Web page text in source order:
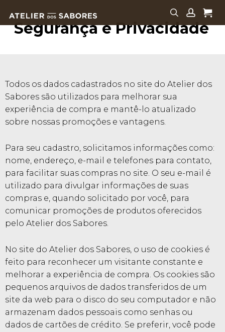
main
search
Segurança e Privacidade
Todos os dados cadastrados no site do Atelier dos
Sabores são utilizados para melhorar sua
experiência de compra e mantê-lo atualizado
sobre nossas promoções e vantagens.
Para seu cadastro, solicitamos informações como:
nome, endereço, e-mail e telefones para contato,
para facilitar suas compras no site. O seu e-mail é
utilizado para divulgar informações de suas
compras e, quando solicitado por você, para
comunicar promoções de produtos oferecidos
pelo Atelier dos Sabores.
No site do Atelier dos Sabores, o uso de cookies é
feito para reconhecer um visitante constante e
melhorar a experiência de compra. Os cookies são
pequenos arquivos de dados transferidos de um
site da web para o disco do seu computador e não
armazenam dados pessoais como senhas ou
dados de cartões de crédito. Se preferir, você pode